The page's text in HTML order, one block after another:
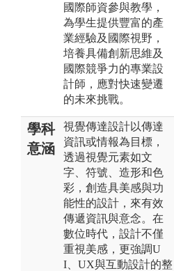
國際師資參與教學，
為學生提供豐富的產
業經驗及國際視野，
培養具備創新思維及
國際競爭力的專業設
計師，應對快速變遷
的未來挑戰。
學科
意涵
視覺傳達設計以傳達
資訊或情報為目標，
透過視覺元素如文
字、符號、造形和色
彩，創造具美感與功
能性的設計，來有效
傳遞資訊與意念。在
數位時代，設計不僅
重視美感，更強調U
I、UX與互動設計的整